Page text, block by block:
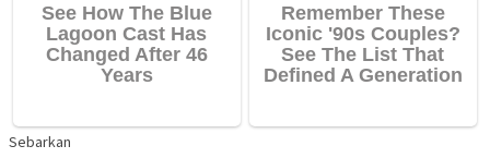
Sebarkan